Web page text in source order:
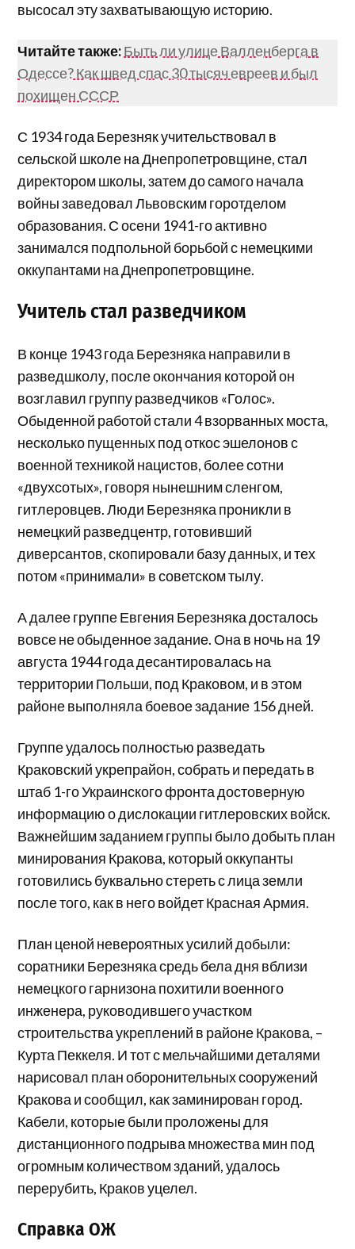
высосал эту захватывающую историю.
Читайте также:Быть ли улице Валленберга в
Одессе? Как швед спас 30 тысяч евреев и был
похищен СССР
С 1934 года Березняк учительствовал в
сельской школе на Днепропетровщине, стал
директором школы, затем до самого начала
войны заведовал Львовским горотделом
образования. С осени 1941-го активно
занимался подпольной борьбой с немецкими
оккупантами на Днепропетровщине.
Учитель стал разведчиком
В конце 1943 года Березняка направили в
разведшколу, после окончания которой он
возглавил группу разведчиков «Голос».
Обыденной работой стали 4 взорванных моста,
несколько пущенных под откос эшелонов с
военной техникой нацистов, более сотни
«двухсотых», говоря нынешним сленгом,
гитлеровцев. Люди Березняка проникли в
немецкий разведцентр, готовивший
диверсантов, скопировали базу данных, и тех
потом «принимали» в советском тылу.
А далее группе Евгения Березняка досталось
вовсе не обыденное задание. Она в ночь на 19
августа 1944 года десантировалась на
территории Польши, под Краковом, и в этом
районе выполняла боевое задание 156 дней.
Группе удалось полностью разведать
Краковский укрепрайон, собрать и передать в
штаб 1-го Украинского фронта достоверную
информацию о дислокации гитлеровских войск.
Важнейшим заданием группы было добыть план
минирования Кракова, который оккупанты
готовились буквально стереть с лица земли
после того, как в него войдет Красная Армия.
План ценой невероятных усилий добыли:
соратники Березняка средь бела дня вблизи
немецкого гарнизона похитили военного
инженера, руководившего участком
строительства укреплений в районе Кракова, –
Курта Пеккеля. И тот с мельчайшими деталями
нарисовал план оборонительных сооружений
Кракова и сообщил, как заминирован город.
Кабели, которые были проложены для
дистанционного подрыва множества мин под
огромным количеством зданий, удалось
перерубить, Краков уцелел.
Справка ОЖ